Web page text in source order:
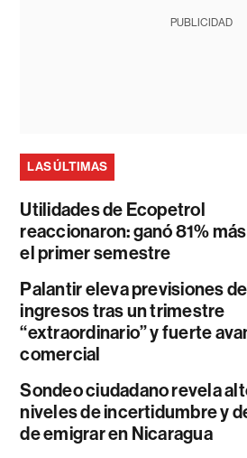
PUBLICIDAD
LAS ÚLTIMAS
Utilidades de Ecopetrol
reaccionaron: ganó 81%
el primer semestre
Palantir eleva previsiones de
ingresos tras un trimestre
“extraordinario” y fuerte
comercial
Sondeo ciudadano revela
niveles de incertidumbre y
de emigrar en Nicaragua